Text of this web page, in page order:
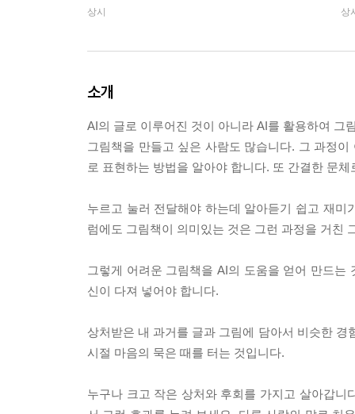
상시 상
소개
AI의 글로 이루어진 것이 아니라 AI를 활용하여 그
그림책을 만들고 싶은 사람도 많습니다. 그 과정
로 표현하는 방법을 알아야 합니다. 또 간결한 문
누르고 눌러 전달해야 하는데 알아듣기 쉽고 재
럼에도 그림책이 의미있는 것은 그런 과정을 거친
그렇게 어려운 그림책을 AI의 도움을 얻어 만드
신이 다져 넣어야 합니다.
상처받은 내 과거를 글과 그림에 담아서 비슷한
시절 마음의 묵은 때를 터는 것입니다.
누구나 크고 작은 상처와 후회를 가지고 살아갑